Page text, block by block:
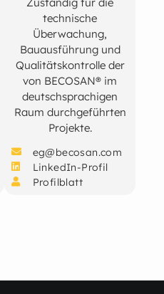
technische
Überwachung,
Bauausführung und
Qualitätskontrolle der
von BECOSAN® im
deutschsprachigen
Raum durchgeführten
Projekte.
eg@becosan.com
LinkedIn-Profil
Profilblatt